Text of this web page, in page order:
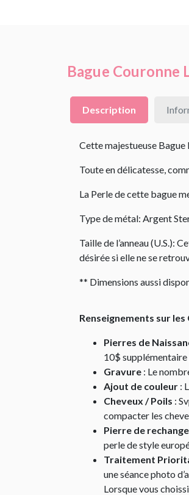
Bague Couronne
Description
Cette majestueuse
Toute en délicatesse,
La Perle de cette bague
Type de métal: Argent
Taille de l’anneau (U.S.):
désirée si elle ne se
** Dimensions aussi
Renseignements sur
Pierres de
10$ supplémentaire
Gravure : Le
Ajout de couleur :
Cheveux / Poils :
compacter les
Pierre de rechange
perle de style
Traitement
une séance photo
Lorsque vous